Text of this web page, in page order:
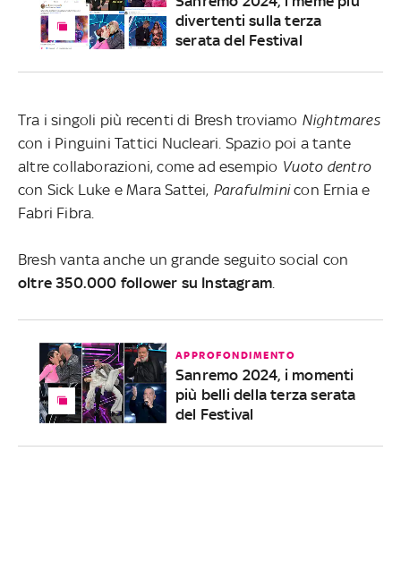
divertenti sulla terza
serata del Festival
Tra i singoli più recenti di Bresh troviamo Nightmares
con i Pinguini Tattici Nucleari. Spazio poi a tante
altre collaborazioni, come ad esempio Vuoto dentro
con Sick Luke e Mara Sattei, Parafulminicon Ernia e
Fabri Fibra.
Bresh vanta anche un grande seguito social con
oltre 350.000 follower su Instagram
APPROFONDIMENTO
Sanremo 2024, i momenti
più belli della terza serata
del Festival